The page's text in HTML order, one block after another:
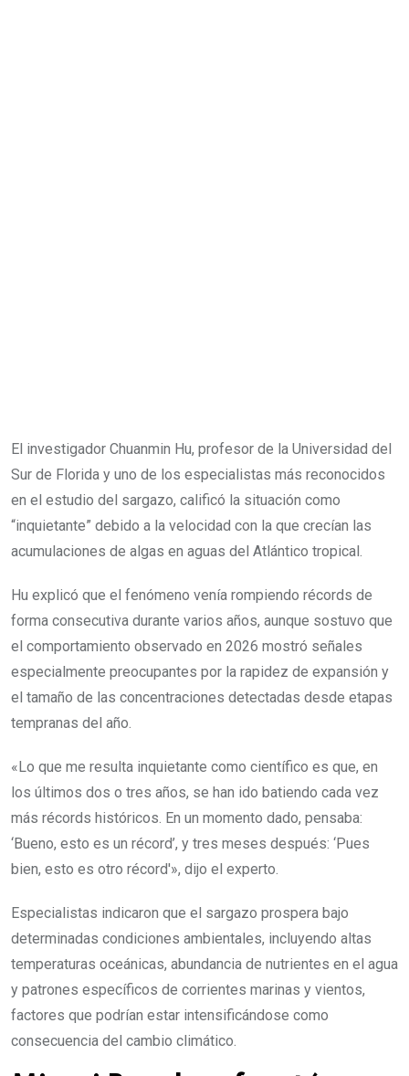
El investigador Chuanmin Hu, profesor de la Universidad del
Sur de Florida y uno de los especialistas más reconocidos
en el estudio del sargazo, calificó la situación como
“inquietante” debido a la velocidad con la que crecían las
acumulaciones de algas en aguas del Atlántico tropical.
Hu explicó que el fenómeno venía rompiendo récords de
forma consecutiva durante varios años, aunque sostuvo que
el comportamiento observado en 2026 mostró señales
especialmente preocupantes por la rapidez de expansión y
el tamaño de las concentraciones detectadas desde etapas
tempranas del año.
«Lo que me resulta inquietante como científico es que, en
los últimos dos o tres años, se han ido batiendo cada vez
más récords históricos. En un momento dado, pensaba:
‘Bueno, esto es un récord’, y tres meses después: ‘Pues
bien, esto es otro récord'», dijo el experto.
Especialistas indicaron que el sargazo prospera bajo
determinadas condiciones ambientales, incluyendo altas
temperaturas oceánicas, abundancia de nutrientes en el agua
y patrones específicos de corrientes marinas y vientos,
factores que podrían estar intensificándose como
consecuencia del cambio climático.